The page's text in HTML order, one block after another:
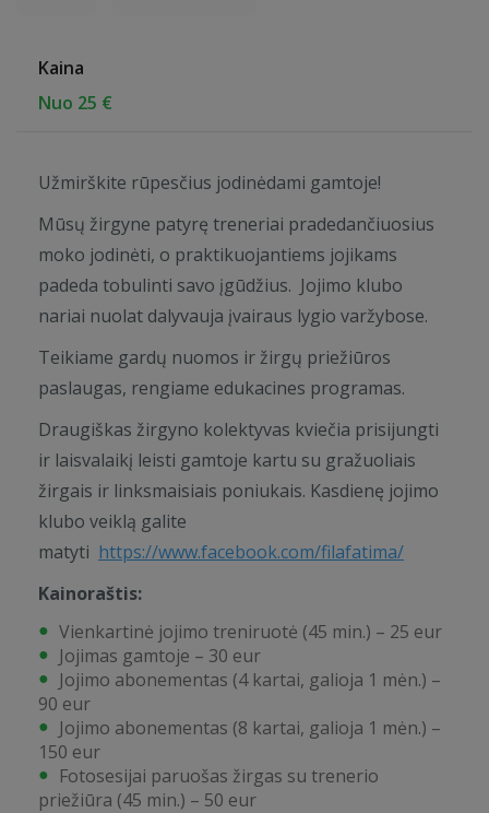
Kaina
Nuo 25 €
Užmirškite rūpesčius jodinėdami gamtoje!
Mūsų žirgyne patyrę treneriai pradedančiuosius
moko jodinėti, o praktikuojantiems jojikams
padeda tobulinti savo įgūdžius. Jojimo klubo
nariai nuolat dalyvauja įvairaus lygio varžybose.
Teikiame gardų nuomos ir žirgų priežiūros
paslaugas, rengiame edukacines programas.
Draugiškas žirgyno kolektyvas kviečia prisijungti
ir laisvalaikį leisti gamtoje kartu su gražuoliais
žirgais ir linksmaisiais poniukais. Kasdienę jojimo
klubo veiklą galite
matyti https://www.facebook.com/filafatima/
Kainoraštis:
Vienkartinė jojimo treniruotė (45 min.) – 25 eur
Jojimas gamtoje – 30 eur
Jojimo abonementas (4 kartai, galioja 1 mėn.) –
90 eur
Jojimo abonementas (8 kartai, galioja 1 mėn.) –
150 eur
Fotosesijai paruošas žirgas su trenerio
priežiūra (45 min.) – 50 eur